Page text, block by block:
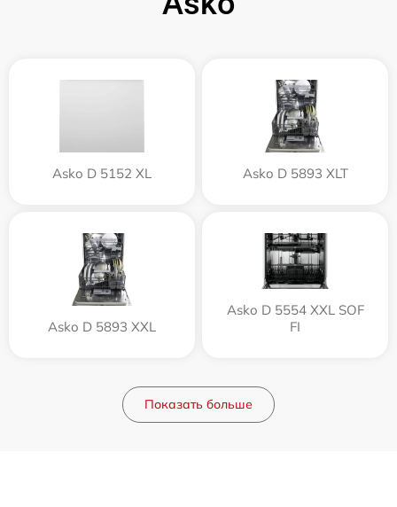
Asko D 5152 XL Asko D 5893 XLT
Asko D 5893 XXL
Asko D 5554 XXL SOF
FI
Показать больше